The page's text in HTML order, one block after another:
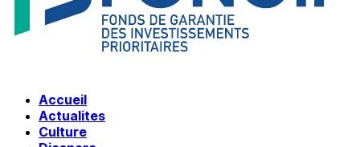
Accueil
Actualites
Culture